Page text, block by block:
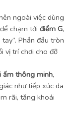
ngoài việc dùng
chạm tới điểm G,
Phần đầu tròn
vị trí chơi cho đỡ
ấm thông minh,
như tiếp xúc da
rãi, tăng khoái